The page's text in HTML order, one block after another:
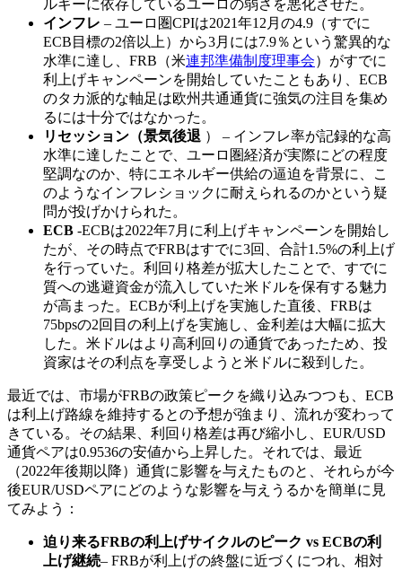
ルギーに依存しているユーロの弱さを悪化させた。
インフレ – ユーロ圏CPIは2021年12月の4.9（すでに
ECB目標の2倍以上）から3月には7.9％という驚異的な
水準に達し、FRB（米連邦準備制度理事会）がすでに
利上げキャンペーンを開始していたこともあり、ECB
のタカ派的な軸足は欧州共通通貨に強気の注目を集め
るには十分ではなかった。
リセッション（景気後退 ） – インフレ率が記録的な高
水準に達したことで、ユーロ圏経済が実際にどの程度
堅調なのか、特にエネルギー供給の逼迫を背景に、こ
のようなインフレショックに耐えられるのかという疑
問が投げかけられた。
ECB -ECBは2022年7月に利上げキャンペーンを開始し
たが、その時点でFRBはすでに3回、合計1.5%の利上げ
を行っていた。利回り格差が拡大したことで、すでに
質への逃避資金が流入していた米ドルを保有する魅力
が高まった。ECBが利上げを実施した直後、FRBは
75bpsの2回目の利上げを実施し、金利差は大幅に拡大
した。米ドルはより高利回りの通貨であったため、投
資家はその利点を享受しようと米ドルに殺到した。
最近では、市場がFRBの政策ピークを織り込みつつも、ECB
は利上げ路線を維持するとの予想が強まり、流れが変わって
きている。その結果、利回り格差は再び縮小し、EUR/USD
通貨ペアは0.9536の安値から上昇した。それでは、最近
（2022年後期以降）通貨に影響を与えたものと、それらが今
後EUR/USDペアにどのような影響を与えうるかを簡単に見
てみよう：
迫り来るFRBの利上げサイクルのピーク vs ECBの利
上げ継続– FRBが利上げの終盤に近づくにつれ、相対